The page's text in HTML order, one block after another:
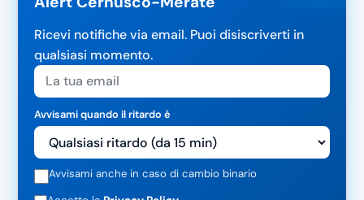
Ricevi notifiche via email. Puoi disiscriverti in
qualsiasi momento.
Avvisami quando il ritardo è
Avvisami anche in caso di cambio binario